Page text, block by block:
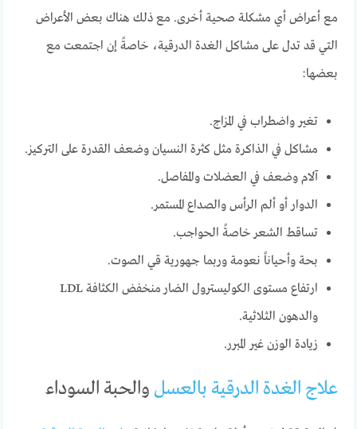
مع أعراض أي مشكلة صحية أخرى. مع ذلك هناك بعض الأعراض
التي قد تدل على مشاكل الغدة الدرقية، خاصةً إن اجتمعت مع
بعضها:
تغير واضطراب في المزاج.
مشاكل في الذاكرة مثل كثرة النسيان وضعف القدرة على التركيز.
آلام وضعف في العضلات والمفاصل.
الدوار أو ألم الرأس والصداع المستمر.
تساقط الشعر خاصةً الحواجب.
بحة وأحياناً نعومة وربما جهورية قي الصوت.
ارتفاع مستوى الكوليسترول الضار منخفض الكثافة LDL
والدهون الثلاثية.
زيادة الوزن غير المبرر.
علاج الغدة الدرقية بالعسل والحبة السوداء